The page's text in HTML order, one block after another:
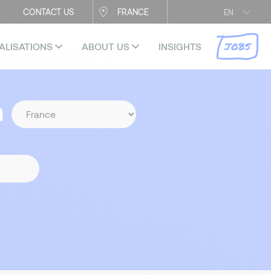
EN
CONTACT US FRANCE
ABOUT US INSIGHTS JOBS